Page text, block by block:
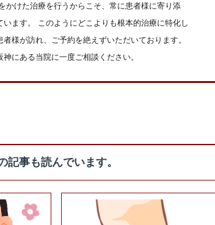
かけた治療を行うからこそ、常に患者様に寄り添
ます。 このようにどこよりも根本的治療に特化し
様が訪れ、ご予約を絶えずいただいております。
にある当院に一度ご相談ください。
記事も読んでいます。